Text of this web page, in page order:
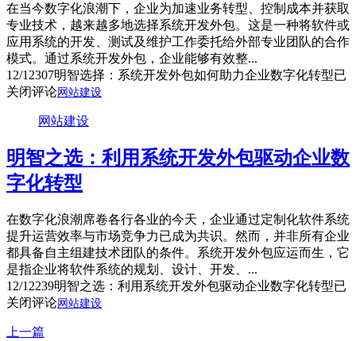
在当今数字化浪潮下，企业为加速业务转型、控制成本并获取
专业技术，越来越多地选择系统开发外包。这是一种将软件或
应用系统的开发、测试及维护工作委托给外部专业团队的合作
模式。通过系统开发外包，企业能够有效整...
12/12307明智选择：系统开发外包如何助力企业数字化转型已
关闭评论网站建设
网站建设
明智之选：利用系统开发外包驱动企业数
字化转型
在数字化浪潮席卷各行各业的今天，企业通过定制化软件系统
提升运营效率与市场竞争力已成为共识。然而，并非所有企业
都具备自主组建技术团队的条件。系统开发外包应运而生，它
是指企业将软件系统的规划、设计、开发、...
12/12239明智之选：利用系统开发外包驱动企业数字化转型已
关闭评论网站建设
上一篇